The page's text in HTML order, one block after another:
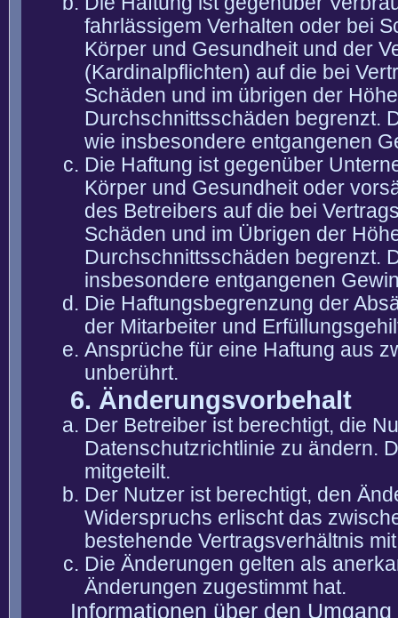
fahrlässigem Verhalten oder bei
Körper und Gesundheit und der
(Kardinalpflichten) auf die bei
Schäden und im übrigen der
Durchschnittsschäden begrenzt.
wie insbesondere entgangenen
Die Haftung ist gegenüber
Körper und Gesundheit oder
des Betreibers auf die bei
Schäden und im Übrigen der
Durchschnittsschäden begrenzt.
insbesondere entgangenen
Die Haftungsbegrenzung der
der Mitarbeiter und
Ansprüche für eine Haftung aus
unberührt.
6. Änderungsvorbehalt
Der Betreiber ist berechtigt, die
Datenschutzrichtlinie zu ändern.
mitgeteilt.
Der Nutzer ist berechtigt, den
Widerspruchs erlischt das
bestehende Vertragsverhältnis
Die Änderungen gelten als
Änderungen zugestimmt hat.
Informationen über den